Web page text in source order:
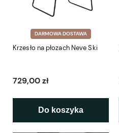
DARMOWA DOSTAWA
Krzesło na płozach Neve Ski
729,00 zł
Do koszyka